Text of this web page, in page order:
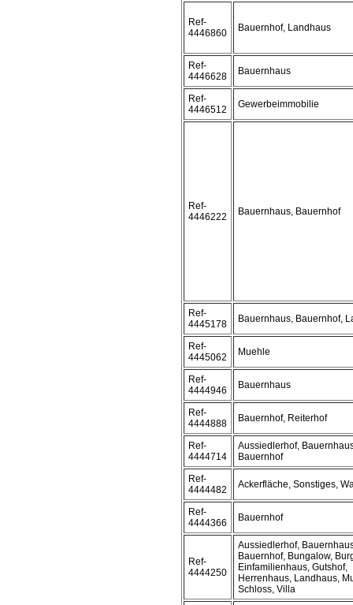
Ref-
4446860
Bauernhof, Landhaus
Ref-
4446628
Bauernhaus
Ref-
4446512
Gewerbeimmobilie
Ref-
4446222
Bauernhaus, Bauernhof
Ref-
4445178
Bauernhaus, Bauernhof,
Ref-
4445062
Muehle
Ref-
4444946
Bauernhaus
Ref-
4444888
Bauernhof, Reiterhof
Ref-
4444714
Aussiedlerhof,
Bauernhof
Ref-
4444482
Ackerfläche, Sonstiges,
Ref-
4444366
Bauernhof
Ref-
4444250
Aussiedlerhof,
Bauernhof, Bungalow,
Einfamilienhaus, Gutshof,
Herrenhaus, Landhaus,
Schloss, Villa